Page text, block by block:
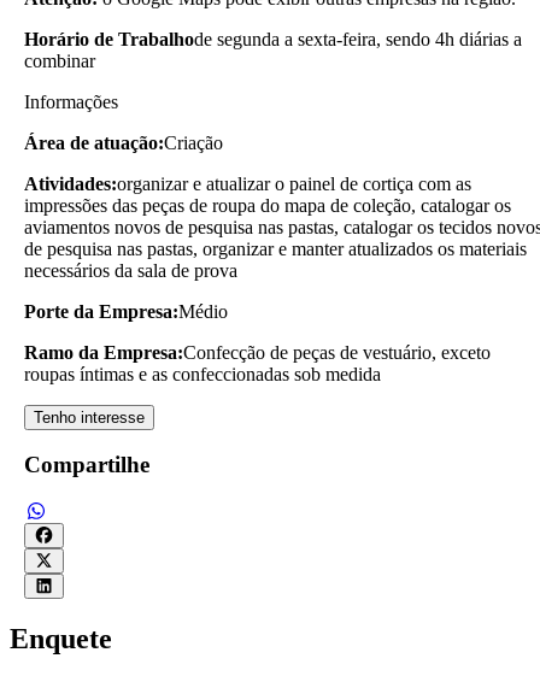
Horário de Trabalhode segunda a sexta-feira, sendo 4h diárias a
combinar
Informações
Área de atuação:Criação
Atividades:organizar e atualizar o painel de cortiça com as
impressões das peças de roupa do mapa de coleção, catalogar os
aviamentos novos de pesquisa nas pastas, catalogar os tecidos
de pesquisa nas pastas, organizar e manter atualizados os materiais
necessários da sala de prova
Porte da Empresa:Médio
Ramo da Empresa:Confecção de peças de vestuário, exceto
roupas íntimas e as confeccionadas sob medida
Tenho interesse
Compartilhe
Enquete